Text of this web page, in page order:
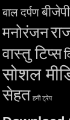
बाल दर्पण
मनोरंजन
वास्तु टिप्स
सोशल
सेहत हनी ट्रेप